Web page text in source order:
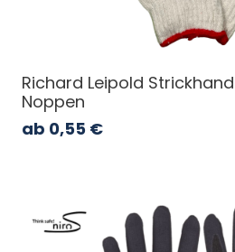
Richard Leipold
Noppen
ab 0,55 €